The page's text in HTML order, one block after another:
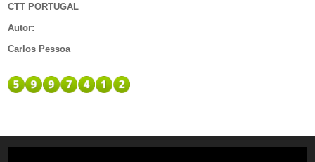
CTT PORTUGAL
Autor:
Carlos Pessoa